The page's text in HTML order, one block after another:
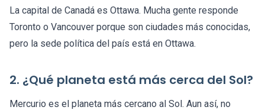
La capital de Canadá es Ottawa. Mucha gente responde
Toronto o Vancouver porque son ciudades más conocidas,
pero la sede política del país está en Ottawa.
2. ¿Qué planeta está más cerca del Sol?
Mercurio es el planeta más cercano al Sol. Aun así, no